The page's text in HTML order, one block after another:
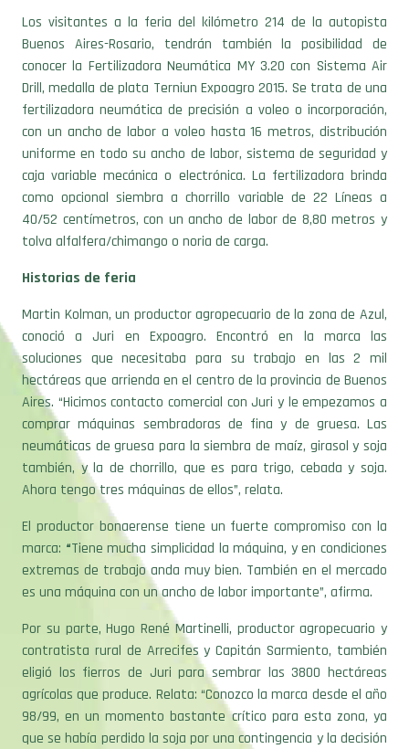
Los visitantes a la feria del kilómetro 214 de la autopista
Buenos Aires-Rosario, tendrán también la posibilidad de
conocer la Fertilizadora Neumática MY 3.20 con Sistema Air
Drill, medalla de plata Terniun Expoagro 2015. Se trata de una
fertilizadora neumática de precisión a voleo o incorporación,
con un ancho de labor a voleo hasta 16 metros, distribución
uniforme en todo su ancho de labor, sistema de seguridad y
caja variable mecánica o electrónica. La fertilizadora brinda
como opcional siembra a chorrillo variable de 22 Líneas a
40/52 centímetros, con un ancho de labor de 8,80 metros y
tolva alfalfera/chimango o noria de carga.
Historias de feria
Martin Kolman, un productor agropecuario de la zona de Azul,
conoció a Juri en Expoagro. Encontró en la marca las
soluciones que necesitaba para su trabajo en las 2 mil
hectáreas que arrienda en el centro de la provincia de Buenos
Aires. “Hicimos contacto comercial con Juri y le empezamos a
comprar máquinas sembradoras de fina y de gruesa. Las
neumáticas de gruesa para la siembra de maíz, girasol y soja
también, y la de chorrillo, que es para trigo, cebada y soja.
Ahora tengo tres máquinas de ellos”, relata.
El productor bonaerense tiene un fuerte compromiso con la
marca: “Tiene mucha simplicidad la máquina, y en condiciones
extremas de trabajo anda muy bien. También en el mercado
es una máquina con un ancho de labor importante”, afirma.
Por su parte, Hugo René Martinelli, productor agropecuario y
contratista rural de Arrecifes y Capitán Sarmiento, también
eligió los fierros de Juri para sembrar las 3800 hectáreas
agrícolas que produce. Relata: “Conozco la marca desde el año
98/99, en un momento bastante crítico para esta zona, ya
que se había perdido la soja por una contingencia y la decisión